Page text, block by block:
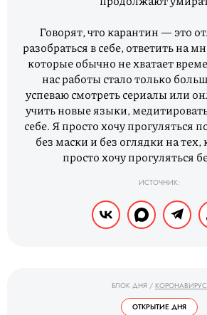
Говорят, что карантин — это
разобраться в себе, ответить на
которые обычно не хватает
нас работы стало только
успеваю смотреть сериалы или
учить новые языки,
себе. Я просто хочу прогуляться
без маски и без оглядки на
просто хочу прогуляться
ИСТОЧНИК:
БЛОК ДНЯ / КОРОНАВИРУС
ОТКРЫТИЕ ДНЯ